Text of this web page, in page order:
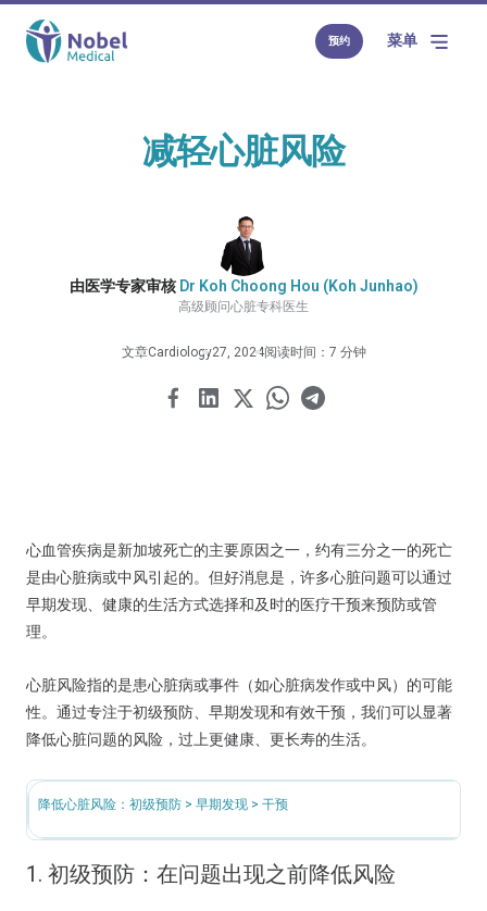
预约 菜单
减轻心脏风险
由医学专家审核 Dr Koh Choong Hou (Koh Junhao)
高级顾问心脏专科医生
文章Cardiology27, 2024阅读时间：7 分钟
心血管疾病是新加坡死亡的主要原因之一，约有三分之一的死亡
是由心脏病或中风引起的。但好消息是，许多心脏问题可以通过
早期发现、健康的生活方式选择和及时的医疗干预来预防或管
理。
心脏风险指的是患心脏病或事件（如心脏病发作或中风）的可能
性。通过专注于初级预防、早期发现和有效干预，我们可以显著
降低心脏问题的风险，过上更健康、更长寿的生活。
降低心脏风险：初级预防 > 早期发现 > 干预
1. 初级预防：在问题出现之前降低风险